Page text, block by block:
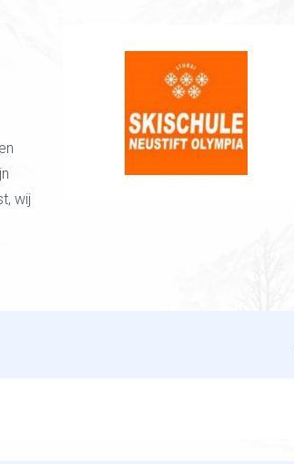
wij